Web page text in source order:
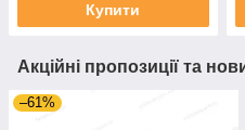
Купити
Акційні пропозиції та
–61%